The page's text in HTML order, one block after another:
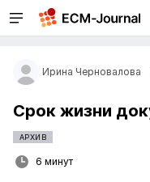
Ирина Черновалова
Срок жизни
АРХИВ
6 минут